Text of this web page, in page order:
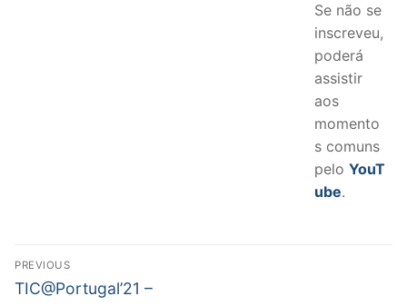
Se não se
inscreveu,
poderá
assistir
aos
momento
s comuns
peloYouT
ube.
Navegação
de
PREVIOUS
Previous
TIC@Portugal’21 –